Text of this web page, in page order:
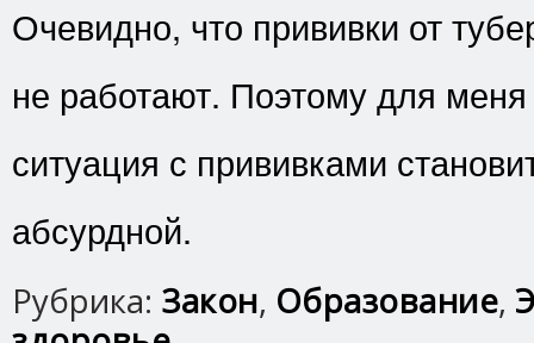
Очевидно, что прививки от
не работают. Поэтому для меня
ситуация с прививками
абсурдной.
Рубрика: Закон, Образование,